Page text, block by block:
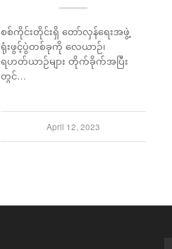
စစ်ကိုင်းတိုင်းရှိ တော်လှန်ရေးအဖွဲ့
ရုံးဖွင့်ပွဲတစ်ခုကို လေယာဉ်၊
ရဟတ်ယာဉ်များ တိုက်ခိုက်အပြီး
တွင်…
April 12, 2023